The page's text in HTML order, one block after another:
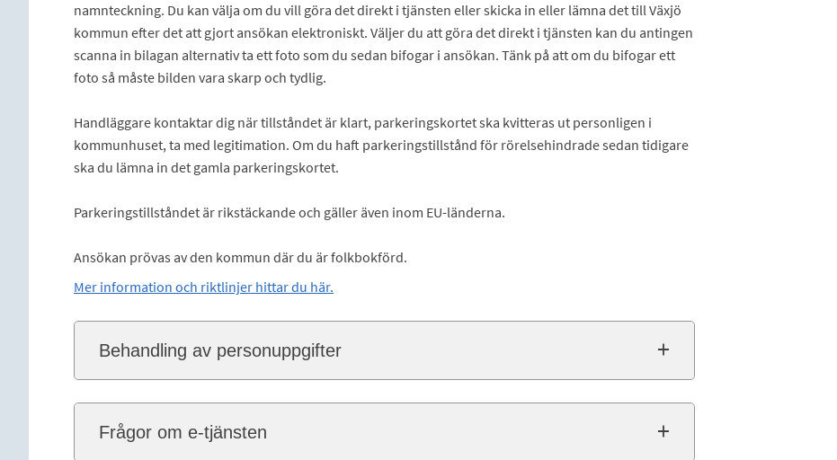
namnteckning. Du kan välja om du vill göra det direkt i tjänsten eller skicka in eller lämna det till Växjö
kommun efter det att gjort ansökan elektroniskt. Väljer du att göra det direkt i tjänsten kan du antingen
scanna in bilagan alternativ ta ett foto som du sedan bifogar i ansökan. Tänk på att om du bifogar ett
foto så måste bilden vara skarp och tydlig.
Handläggare kontaktar dig när tillståndet är klart, parkeringskortet ska kvitteras ut personligen i
kommunhuset, ta med legitimation. Om du haft parkeringstillstånd för rörelsehindrade sedan tidigare
ska du lämna in det gamla parkeringskortet.
Parkeringstillståndet är rikstäckande och gäller även inom EU-länderna.
Ansökan prövas av den kommun där du är folkbokförd.
Mer information och riktlinjer hittar du här.
Behandling av personuppgifter
Frågor om e-tjänsten